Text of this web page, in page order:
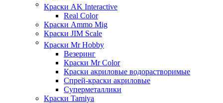
Краски AK Interactive
Real Color
Краски Ammo Mig
Краски JIM Scale
Краски Mr Hobby
Везеринг
Краски Mr Color
Краски акриловые водорастворимые
Спрей-краски акриловые
Суперметаллики
Краски Tamiya